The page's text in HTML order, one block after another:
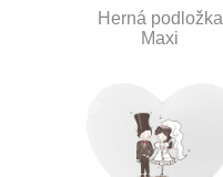
Herná podložka
Maxi